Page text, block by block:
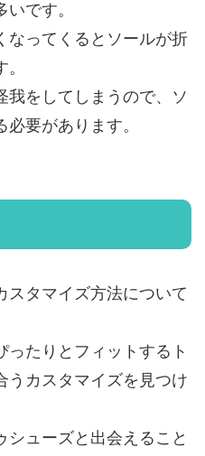
です。
なってくるとソールが折
我をしてしまうので、ソ
要があります。
スタマイズ方法について
ったりとフィットするト
うカスタマイズを見つけ
シューズと出会えること